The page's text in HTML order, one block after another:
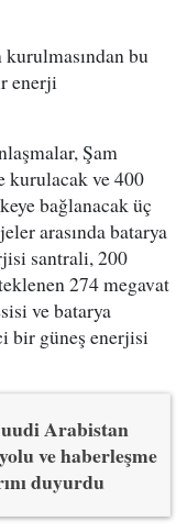
bu
enerji
Şam
kurulacak ve 400
bağlanacak üç
arasında batarya
santrali, 200
274 megavat
ve batarya
bir güneş enerjisi
Arabistan
ve haberleşme
duyurdu